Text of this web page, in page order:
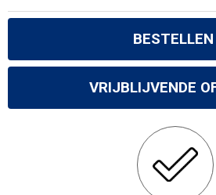
BESTELLEN
VRIJBLIJVENDE